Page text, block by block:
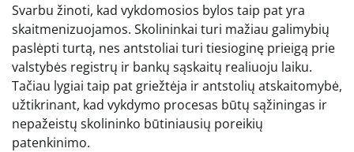
Svarbu žinoti, kad vykdomosios bylos taip pat yra
skaitmenizuojamos. Skolininkai turi mažiau galimybių
paslėpti turtą, nes antstoliai turi tiesioginę prieigą prie
valstybės registrų ir bankų sąskaitų realiuoju laiku.
Tačiau lygiai taip pat griežtėja ir antstolių atskaitomybė,
užtikrinant, kad vykdymo procesas būtų sąžiningas ir
nepažeistų skolininko būtiniausių poreikių
patenkinimo.